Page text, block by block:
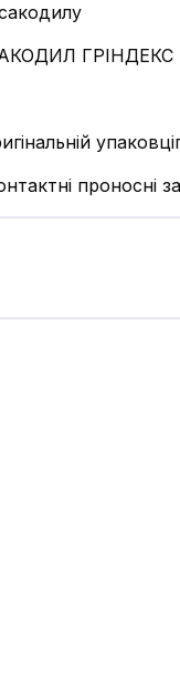
ГРІНДЕКС
проносні